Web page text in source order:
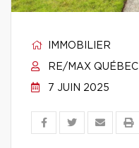
IMMOBILIER
RE/MAX QUÉBEC
7 JUIN 2025